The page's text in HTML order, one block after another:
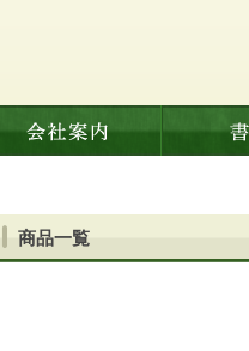
商品一覧